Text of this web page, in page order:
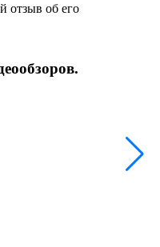
отзыв об его